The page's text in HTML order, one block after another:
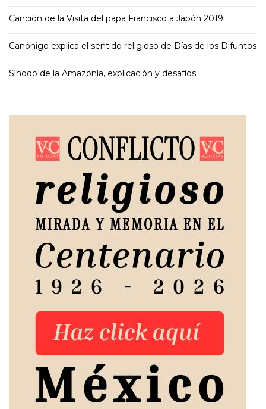
Canción de la Visita del papa Francisco a Japón 2019
Canónigo explica el sentido religioso de Días de los Difuntos
Sínodo de la Amazonía, explicación y desafíos